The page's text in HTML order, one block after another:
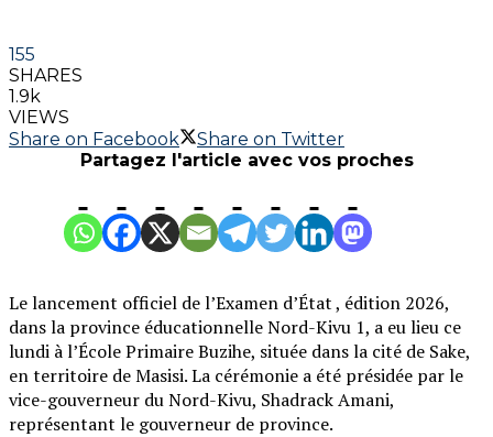
155
SHARES
1.9k
VIEWS
Share on Facebook
Share on Twitter
Partagez l'article avec vos proches
Le lancement officiel de l’Examen d’État , édition 2026,
dans la province éducationnelle Nord-Kivu 1, a eu lieu ce
lundi à l’École Primaire Buzihe, située dans la cité de Sake,
en territoire de Masisi. La cérémonie a été présidée par le
vice-gouverneur du Nord-Kivu, Shadrack Amani,
représentant le gouverneur de province.